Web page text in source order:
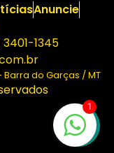
Anuncie
1345
Barra do Garças / MT
1